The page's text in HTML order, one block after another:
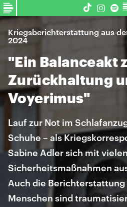
Kriegsberichterstattung aus
2024
"Ein Balanceakt
Zurückhaltung
Voyerimus"
Lauf zur Not im
Schuhe – als
Sabine Adler sich mit vielen
Sicherheitsmaßnahmen
Auch die Berichterstattung
Menschen sind